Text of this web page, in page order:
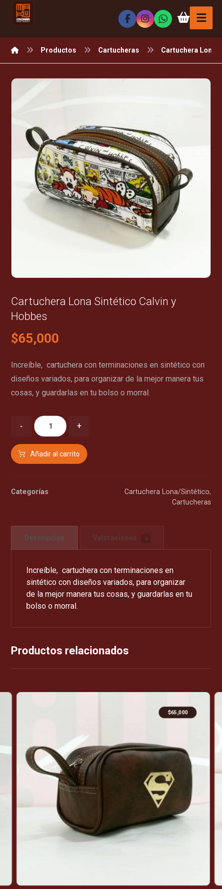
Productos Cartucheras Cartuchera Lona/
Cartuchera Lona Sintético Calvin y
Hobbes
$65,000
Increíble, cartuchera con terminaciones en sintético con
diseños variados, para organizar de la mejor manera tus
cosas, y guardarlas en tu bolso o morral.
- +
Añadir al carrito
Categorías Cartuchera Lona/Sintético,
Cartucheras
Descripción Valoraciones 0
Increíble, cartuchera con terminaciones en
sintético con diseños variados, para organizar
de la mejor manera tus cosas, y guardarlas en tu
bolso o morral.
Productos relacionados
$65,000